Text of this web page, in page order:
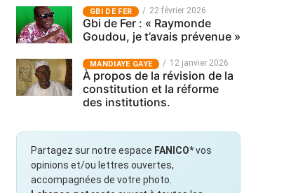
GBI DE FER 22 février 2026
Gbi de Fer : « Raymonde
Goudou, je t’avais prévenue »
MANDIAYE GAYE 12 janvier 2026
À propos de la révision de la
constitution et la réforme
des institutions.
Partagez sur notre espace FANICO*vos
opinions et/ou lettres ouvertes,
accompagnées de votre photo.